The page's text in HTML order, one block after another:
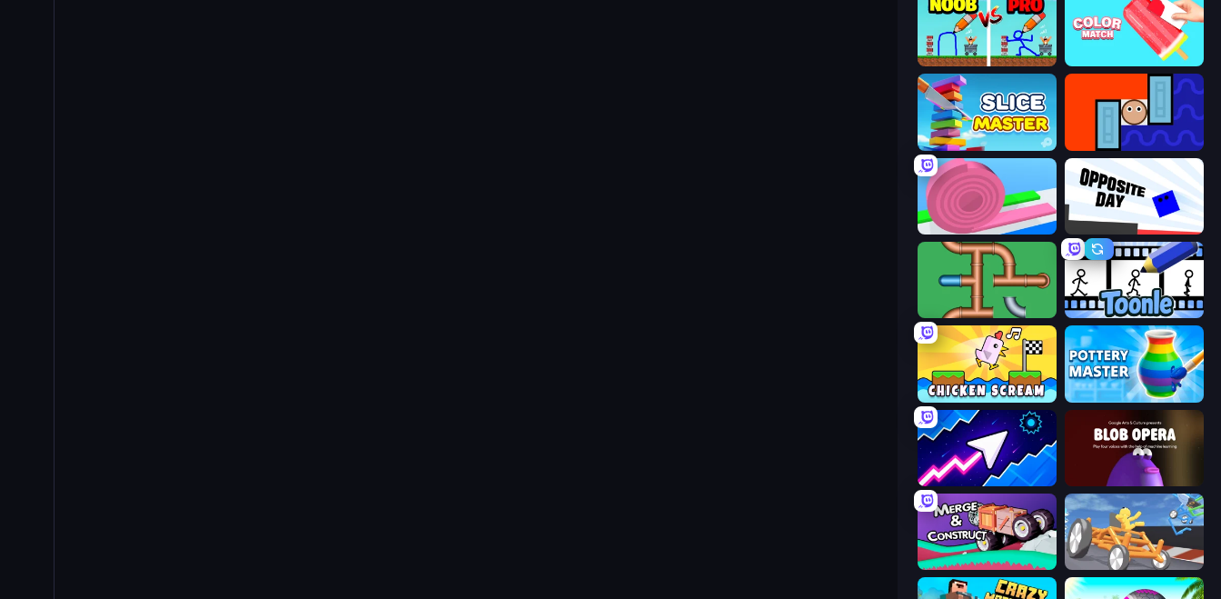
DOP Noob: Draw to Save
Slice Master Lava and Aqua
Layers Roll Opposite Day
Plumber Pipe Out Toonle
Chicken Scream Pottery Master
Space Waves Blob Opera
Merge & Construct Draw Crash Race